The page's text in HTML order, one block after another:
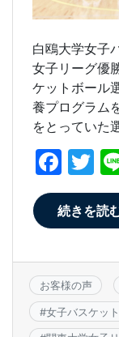
白鴎大学女子
女子リーグ優
ケットボール
養プログラム
をとっていた
F
a
c
e
b
o
o
T
w
itt
er
続きを読
お客様の声
#女子バスケッ